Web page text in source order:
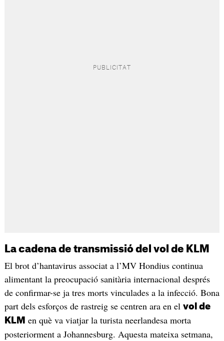
La cadena de transmissió del vol de KLM
El brot d’hantavirus associat a l’MV Hondius continua
alimentant la preocupació sanitària internacional després
de confirmar-se ja tres morts vinculades a la infecció. Bona
part dels esforços de rastreig se centren ara en el vol de
KLM en què va viatjar la turista neerlandesa morta
posteriorment a Johannesburg. Aquesta mateixa setmana,